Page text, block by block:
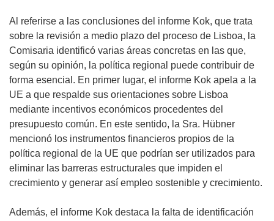
Al referirse a las conclusiones del informe Kok, que trata
sobre la revisión a medio plazo del proceso de Lisboa, la
Comisaria identificó varias áreas concretas en las que,
según su opinión, la política regional puede contribuir de
forma esencial. En primer lugar, el informe Kok apela a la
UE a que respalde sus orientaciones sobre Lisboa
mediante incentivos económicos procedentes del
presupuesto común. En este sentido, la Sra. Hübner
mencionó los instrumentos financieros propios de la
política regional de la UE que podrían ser utilizados para
eliminar las barreras estructurales que impiden el
crecimiento y generar así empleo sostenible y crecimiento.
Además, el informe Kok destaca la falta de identificación